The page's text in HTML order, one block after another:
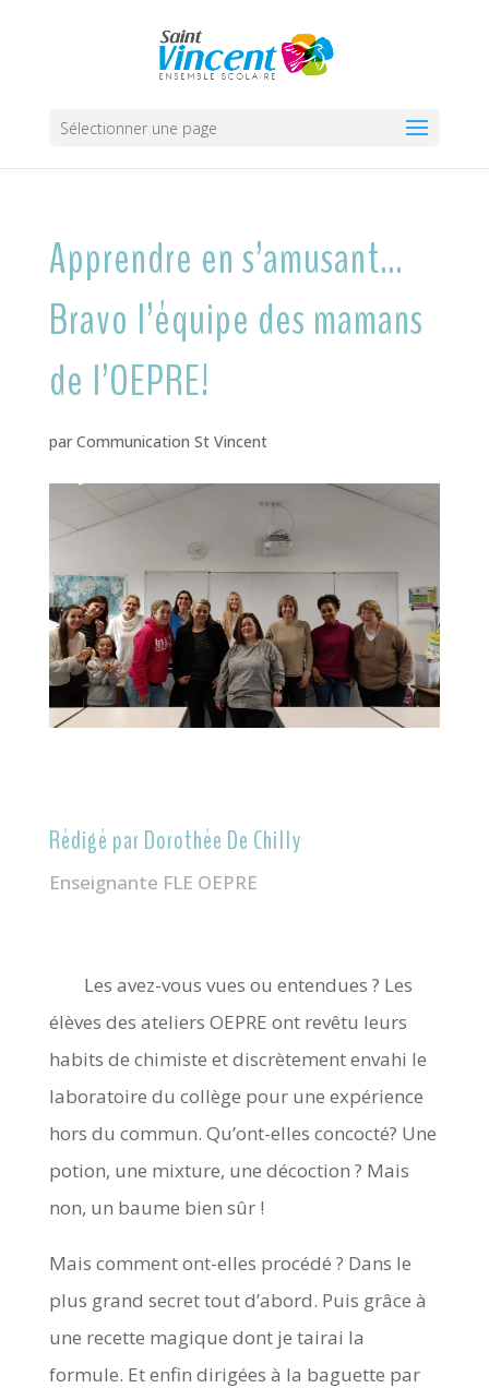
Sélectionner une page
Apprendre en s’amusant…
Bravo l’équipe des mamans
de l’OEPRE!
par Communication St Vincent
Rédigé par Dorothée De Chilly
Enseignante FLE OEPRE
Les avez-vous vues ou entendues ? Les
élèves des ateliers OEPRE ont revêtu leurs
habits de chimiste et discrètement envahi le
laboratoire du collège pour une expérience
hors du commun. Qu’ont-elles concocté? Une
potion, une mixture, une décoction ? Mais
non, un baume bien sûr !
Mais comment ont-elles procédé ? Dans le
plus grand secret tout d’abord. Puis grâce à
une recette magique dont je tairai la
formule. Et enfin dirigées à la baguette par